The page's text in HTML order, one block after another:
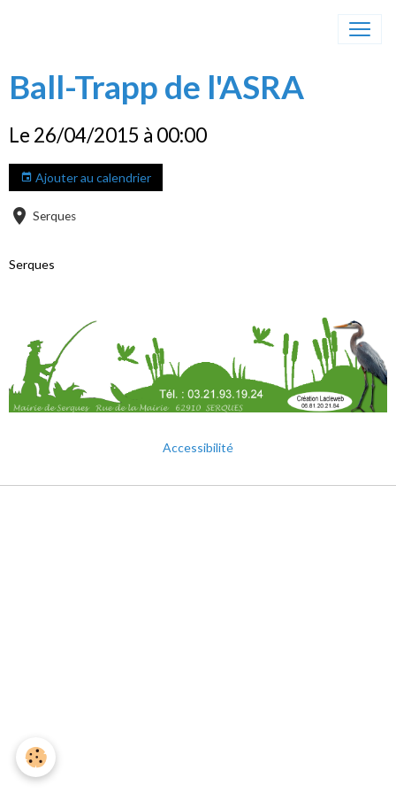
Ball-Trapp de l'ASRA
Le 26/04/2015 à 00:00
Ajouter au calendrier
Serques
Serques
Accessibilité